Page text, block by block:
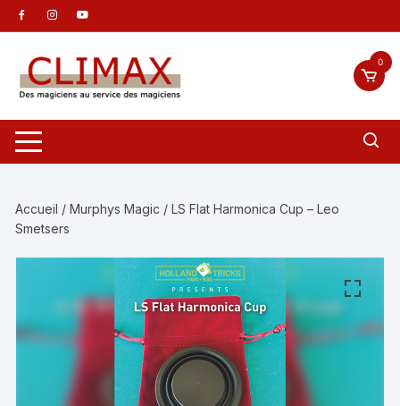
Aller
au
contenu
0
Accueil /Murphys Magic / LS Flat Harmonica Cup – Leo
Smetsers